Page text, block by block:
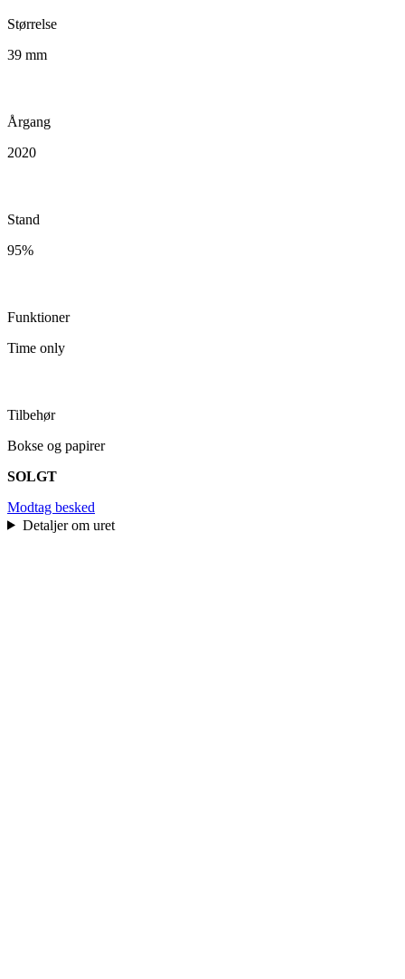
Størrelse
39 mm
Årgang
2020
Stand
95%
Funktioner
Time only
Tilbehør
Bokse og papirer
SOLGT
Modtag besked
Detaljer om uret